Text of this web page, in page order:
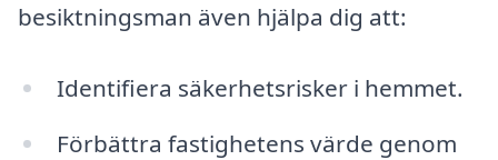
besiktningsman även hjälpa dig att:
Identifiera säkerhetsrisker i hemmet.
Förbättra fastighetens värde genom